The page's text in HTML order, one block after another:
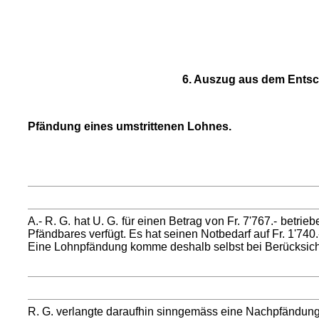
6. Auszug aus dem
Pfändung eines umstrittenen Lohnes.
A.- R. G. hat U. G. für einen Betrag von Fr. 7'767.-
Pfändbares verfügt. Es hat seinen Notbedarf auf Fr.
Eine Lohnpfändung komme deshalb selbst bei
R. G. verlangte daraufhin sinngemäss eine